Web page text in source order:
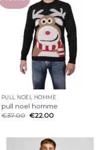
PULL NOEL HOMME
pull noel homme
€37.00 €22.00